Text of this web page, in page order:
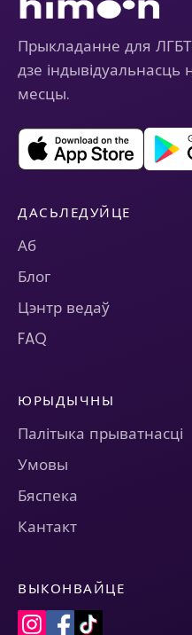
Прыкладанне для
дзе
месцы.
ДАСЬЛЕДУЙЦЕ
Аб
Блог
Цэнтр ведаў
FAQ
ЮРЫДЫЧНЫ
Палітыка прыватнасці
Умовы
Бяспека
Кантакт
ВЫКОНВАЙЦЕ